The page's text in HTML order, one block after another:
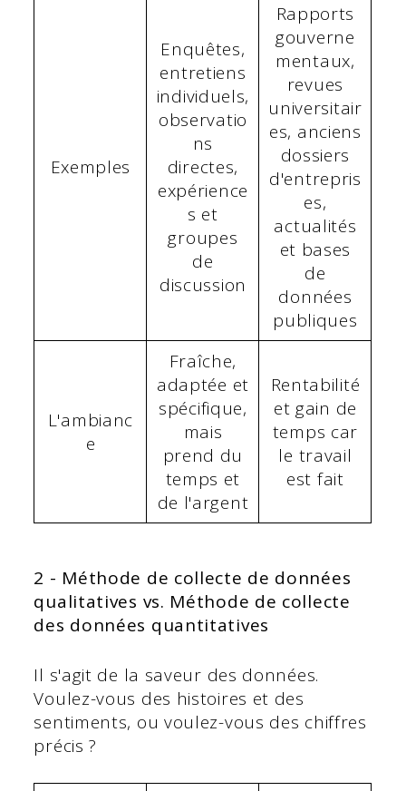
Exemples
Enquêtes,
entretiens
individuels,
observatio
ns
directes,
expérience
s et
groupes
de
discussion
Rapports
gouverne
mentaux,
revues
universitair
es, anciens
dossiers
d'entrepris
es,
actualités
et bases
de
données
publiques
L'ambianc
e
Fraîche,
adaptée et
spécifique,
mais
prend du
temps et
de l'argent
Rentabilité
et gain de
temps car
le travail
est fait
2 - Méthode de collecte de données
qualitatives vs. Méthode de collecte
des données quantitatives
Il s'agit de la saveur des données.
Voulez-vous des histoires et des
sentiments, ou voulez-vous des chiffres
précis ?